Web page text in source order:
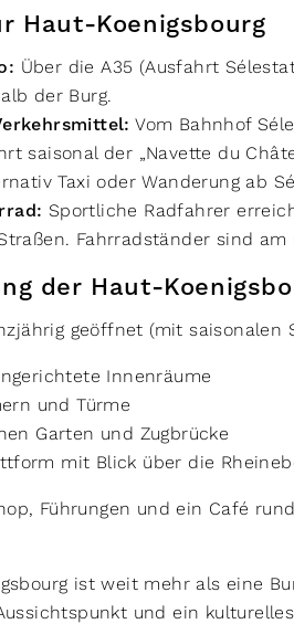
Haut-Koenigsbourg
Über die A35 (Ausfahrt
der Burg.
Vom Bahnhof
saisonal der „Navette du
Taxi oder Wanderung ab
Sportliche Radfahrer
Fahrradständer sind
der Haut-
geöffnet (mit
Innenräume
und Türme
Garten und Zugbrücke
mit Blick über die
Führungen und ein Café
ist weit mehr als eine
und ein